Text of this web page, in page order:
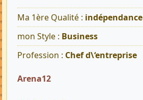
Ma 1ère Qualité : indépendance
mon Style : Business
Profession : Chef d\‘entreprise
Arena12